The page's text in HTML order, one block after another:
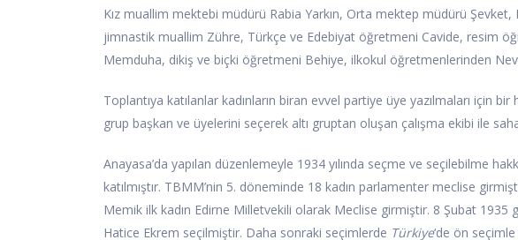
Kız muallim mektebi müdürü Rabia Yarkın, Orta mektep müdürü Şevket,
jimnastik muallim Zühre, Türkçe ve Edebiyat öğretmeni Cavide, resim
Memduha, dikiş ve biçki öğretmeni Behiye, ilkokul öğretmenlerinden
Toplantıya katılanlar kadınların biran evvel partiye üye yazılmaları için
grup başkan ve üyelerini seçerek altı gruptan oluşan çalışma ekibi ile
Anayasa’da yapılan düzenlemeyle 1934 yılında seçme ve seçilebilme
katılmıştır. TBMM’nin 5. döneminde 18 kadın parlamenter meclise
Memik ilk kadın Edirne Milletvekili olarak Meclise girmiştir. 8 Şubat 1935
Hatice Ekrem seçilmiştir. Daha sonraki seçimlerde Türkiye‘de ön